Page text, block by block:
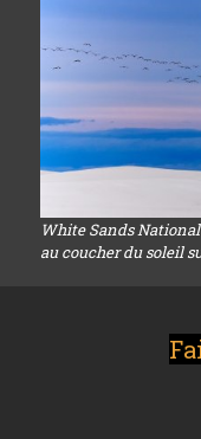
White Sands
au coucher du soleil